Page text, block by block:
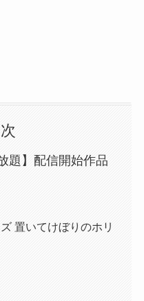
題】配信開始作品
置いてけぼりのホリ